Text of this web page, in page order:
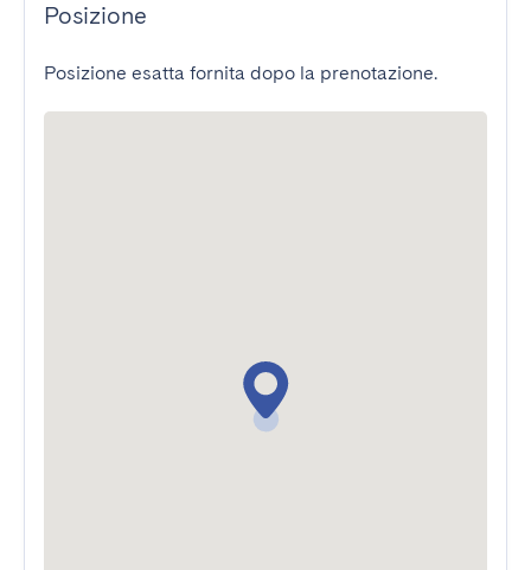
Posizione
Posizione esatta fornita dopo la prenotazione.